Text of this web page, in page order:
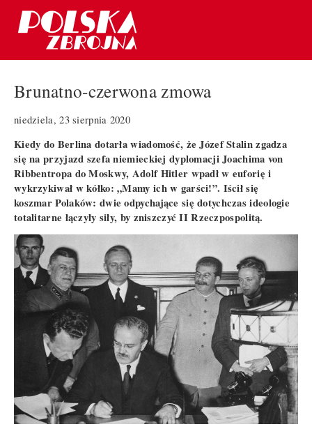
Brunatno-czerwona zmowa
niedziela, 23 sierpnia 2020
Kiedy do Berlina dotarła wiadomość, że Józef Stalin zgadza
się na przyjazd szefa niemieckiej dyplomacji Joachima von
Ribbentropa do Moskwy, Adolf Hitler wpadł w euforię i
wykrzykiwał w kółko: „Mamy ich w garści!”. Iścił się
koszmar Polaków: dwie odpychające się dotychczas ideologie
totalitarne łączyły siły, by zniszczyć II Rzeczpospolitą.